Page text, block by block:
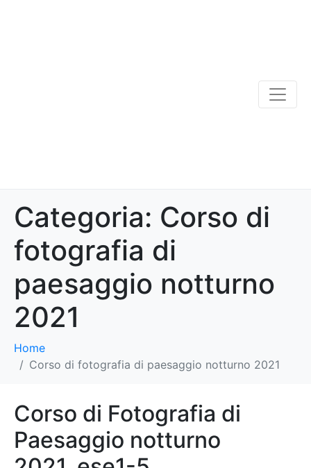
Categoria: Corso di
fotografia di
paesaggio notturno
2021
Home
Corso di fotografia di paesaggio notturno 2021
Corso di Fotografia di
Paesaggio notturno